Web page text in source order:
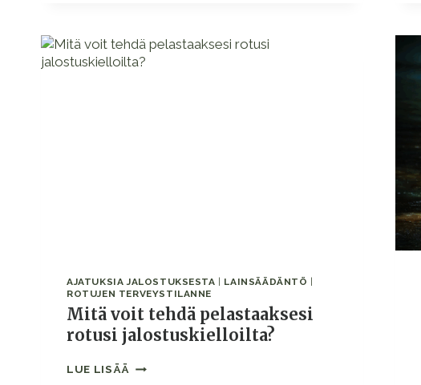
BEING
AIHE
AJATUKSIA JALOSTUKSESTA | LAINSÄÄDÄNTÖ |
ROTUJEN TERVEYSTILANNE
Mitä voit tehdä pelastaaksesi
rotusi jalostuskielloilta?
LUE LISÄÄ MITÄ